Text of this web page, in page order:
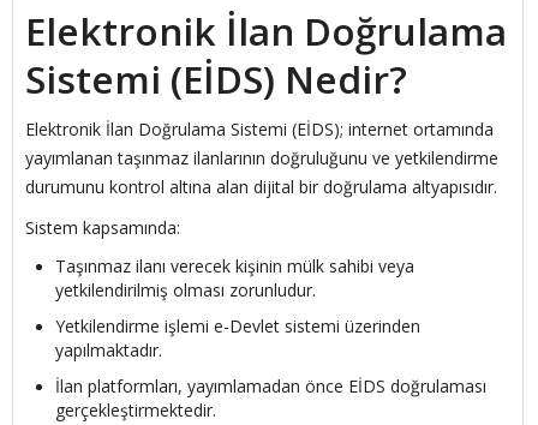
Elektronik İlan Doğrulama
Sistemi (EİDS) Nedir?
Elektronik İlan Doğrulama Sistemi (EİDS); internet ortamında
yayımlanan taşınmaz ilanlarının doğruluğunu ve yetkilendirme
durumunu kontrol altına alan dijital bir doğrulama altyapısıdır.
Sistem kapsamında:
Taşınmaz ilanı verecek kişinin mülk sahibi veya
yetkilendirilmiş olması zorunludur.
Yetkilendirme işlemi e-Devlet sistemi üzerinden
yapılmaktadır.
İlan platformları, yayımlamadan önce EİDS doğrulaması
gerçekleştirmektedir.